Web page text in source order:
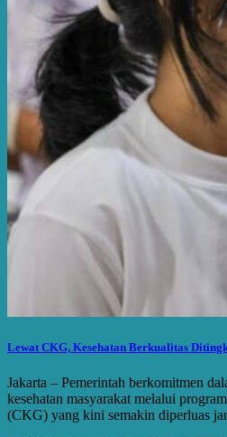
Lewat CKG, Kesehatan Berkualitas
Jakarta – Pemerintah berkomitmen
kesehatan masyarakat melalui
(CKG) yang kini semakin diperluas